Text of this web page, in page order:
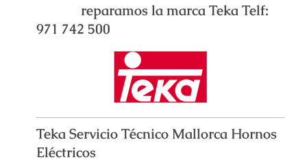
reparamos la marca Teka Telf:
971 742 500
Teka Servicio Técnico Mallorca Hornos
Eléctricos